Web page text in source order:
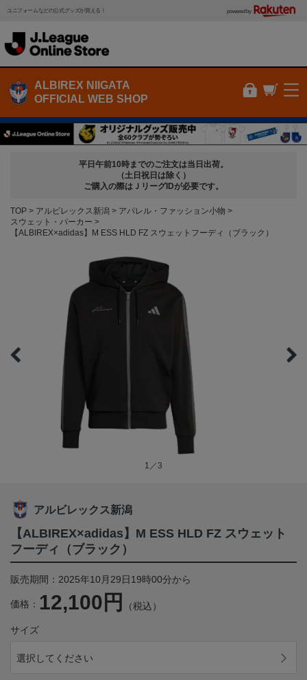
ユニフォームなどの公式グッズが買える！ powered by
ALBIREX NIIGATA
OFFICIAL WEB SHOP
平日午前10時までのご注文は当日出荷。
（土日祝日は除く）
ご購入の際はＪリーグIDが必要です。
TOP アルビレックス新潟
アパレル・ファッション小物
スウェット・パーカー
【ALBIREX×adidas】M ESS HLD FZ スウェットフーディ（ブラック）
1／3
アルビレックス新潟
【ALBIREX×adidas】M ESS HLD FZ スウェット
フーディ（ブラック）
販売期間：2025年10月29日19時00分から
価格： 12,100円 （税込）
サイズ
選択してください